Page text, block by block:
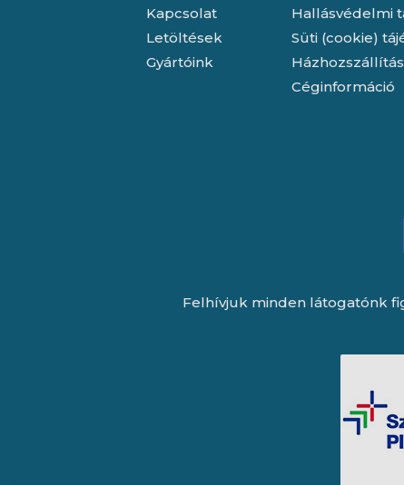
Kapcsolat
Letöltések
Gyártóink
Hallásvédelmi
Süti (cookie)
Céginformáció
Felhívjuk minden látogatónk